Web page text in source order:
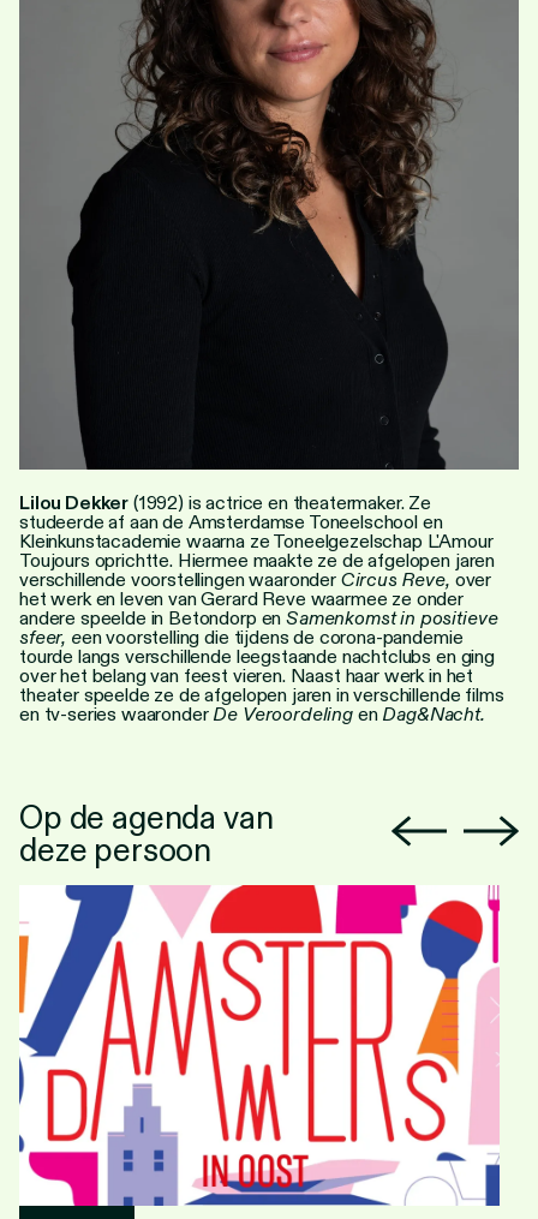
Lilou Dekker (1992) is actrice en theatermaker. Ze
studeerde af aan de Amsterdamse Toneelschool en
Kleinkunstacademie waarna ze Toneelgezelschap L'Amour
Toujours oprichtte. Hiermee maakte ze de afgelopen jaren
verschillende voorstellingen waaronder Circus Reve, over
het werk en leven van Gerard Reve waarmee ze onder
andere speelde in Betondorp enSamenkomst in positieve
sfeer, een voorstelling die tijdens de corona-pandemie
tourde langs verschillende leegstaande nachtclubs en ging
over het belang van feest vieren. Naast haar werk in het
theater speelde ze de afgelopen jaren in verschillende films
en tv-series waaronderDe Veroordelingen Dag&Nacht.
Op de agenda van
deze persoon
Personen
Toegankelijkheid
Stadsdichter